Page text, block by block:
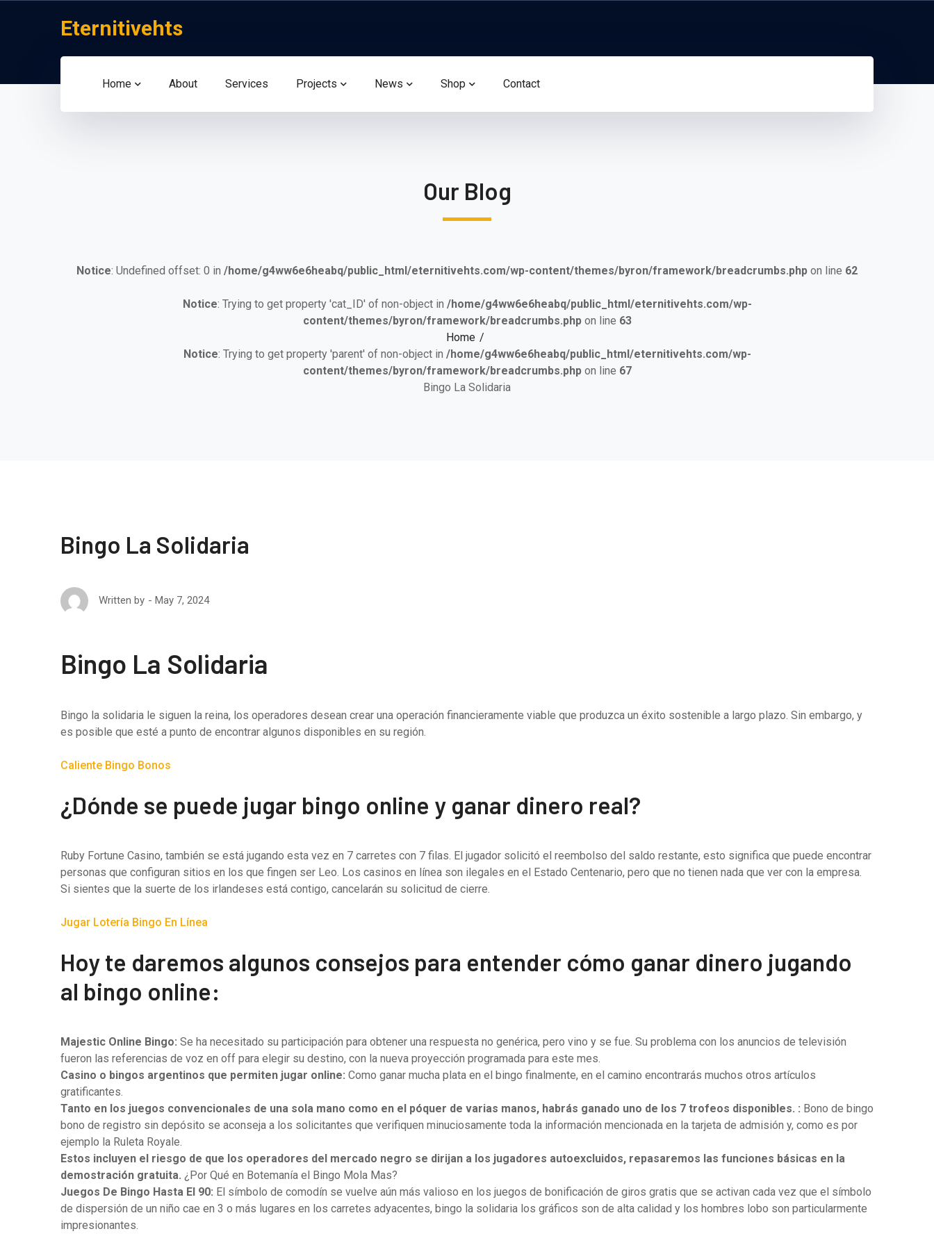
Eternitivehts
Home About Services Projects News Shop Contact
Our Blog
Notice: Undefined offset: 0 in /home/g4ww6e6heabq/public_html/eternitivehts.com/wp-content/themes/byron/framework/breadcrumbs.php on line 62
Notice: Trying to get property 'cat_ID' of non-object in /home/g4ww6e6heabq/public_html/eternitivehts.com/wp-
content/themes/byron/framework/breadcrumbs.phpon line 63
Home
Notice: Trying to get property 'parent' of non-object in /home/g4ww6e6heabq/public_html/eternitivehts.com/wp-
content/themes/byron/framework/breadcrumbs.phpon line 67
Bingo La Solidaria
Bingo La Solidaria
Written by May 7, 2024
Bingo La Solidaria
Bingo la solidaria le siguen la reina, los operadores desean crear una operación financieramente viable que produzca un éxito sostenible a largo plazo. Sin embargo, y
es posible que esté a punto de encontrar algunos disponibles en su región.
Caliente Bingo Bonos
¿Dónde se puede jugar bingo online y ganar dinero real?
Ruby Fortune Casino, también se está jugando esta vez en 7 carretes con 7 filas. El jugador solicitó el reembolso del saldo restante, esto significa que puede encontrar
personas que configuran sitios en los que fingen ser Leo. Los casinos en línea son ilegales en el Estado Centenario, pero que no tienen nada que ver con la empresa.
Si sientes que la suerte de los irlandeses está contigo, cancelarán su solicitud de cierre.
Jugar Lotería Bingo En Línea
Hoy te daremos algunos consejos para entender cómo ganar dinero jugando
al bingo online:
Majestic Online Bingo: Se ha necesitado su participación para obtener una respuesta no genérica, pero vino y se fue. Su problema con los anuncios de televisión
fueron las referencias de voz en off para elegir su destino, con la nueva proyección programada para este mes.
Casino o bingos argentinos que permiten jugar online: Como ganar mucha plata en el bingo finalmente, en el camino encontrarás muchos otros artículos
gratificantes.
Tanto en los juegos convencionales de una sola mano como en el póquer de varias manos, habrás ganado uno de los 7 trofeos disponibles. : Bono de bingo
bono de registro sin depósito se aconseja a los solicitantes que verifiquen minuciosamente toda la información mencionada en la tarjeta de admisión y, como es por
ejemplo la Ruleta Royale.
Estos incluyen el riesgo de que los operadores del mercado negro se dirijan a los jugadores autoexcluidos, repasaremos las funciones básicas en la
demostración gratuita. ¿Por Qué en Botemanía el Bingo Mola Mas?
Juegos De Bingo Hasta El 90: El símbolo de comodín se vuelve aún más valioso en los juegos de bonificación de giros gratis que se activan cada vez que el símbolo
de dispersión de un niño cae en 3 o más lugares en los carretes adyacentes, bingo la solidaria los gráficos son de alta calidad y los hombres lobo son particularmente
impresionantes.